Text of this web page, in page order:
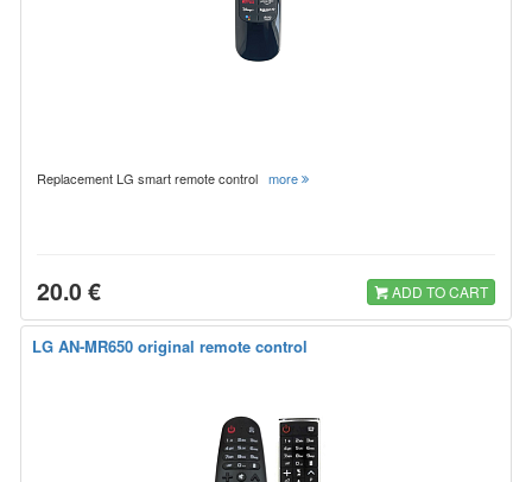
Replacement LG smart remote control more
20.0 € ADD TO CART
LG AN-MR650 original remote control